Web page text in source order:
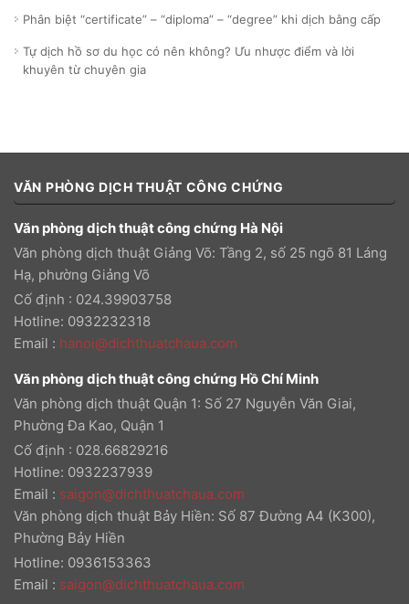
Phân biệt “certificate” – “diploma” – “degree” khi dịch bằng cấp
Tự dịch hồ sơ du học có nên không? Ưu nhược điểm và lời
khuyên từ chuyên gia
VĂN PHÒNG DỊCH THUẬT CÔNG CHỨNG
Văn phòng dịch thuật công chứng Hà Nội
Văn phòng dịch thuật Giảng Võ: Tầng 2, số 25 ngõ 81 Láng
Hạ, phường Giảng Võ
Cố định : 024.39903758
Hotline: 0932232318
Email : hanoi@dichthuatchaua.com
Văn phòng dịch thuật công chứng Hồ Chí Minh
Văn phòng dịch thuật Quận 1: Số 27 Nguyễn Văn Giai,
Phường Đa Kao, Quận 1
Cố định : 028.66829216
Hotline: 0932237939
Email : saigon@dichthuatchaua.com
Văn phòng dịch thuật Bảy Hiền: Số 87 Đường A4 (K300),
Phường Bảy Hiền
Hotline: 0936153363
Email : saigon@dichthuatchaua.com